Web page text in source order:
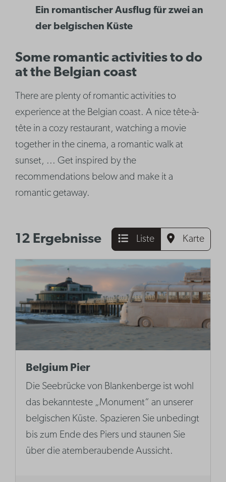
Ein romantischer Ausflug für zwei an
der belgischen Küste
Some romantic activities to do
at the Belgian coast
There are plenty of romantic activities to
experience at the Belgian coast. A nice tête-à-
tête in a cozy restaurant, watching a movie
together in the cinema, a romantic walk at
sunset, ... Get inspired by the
recommendations below and make it a
romantic getaway.
12 Ergebnisse Liste Karte
Belgium Pier
Die Seebrücke von Blankenberge ist wohl
das bekannteste „Monument“ an unserer
belgischen Küste. Spazieren Sie unbedingt
bis zum Ende des Piers und staunen Sie
über die atemberaubende Aussicht.